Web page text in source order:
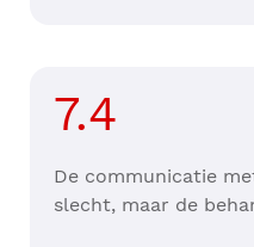
7.4
De communicatie
slecht, maar de